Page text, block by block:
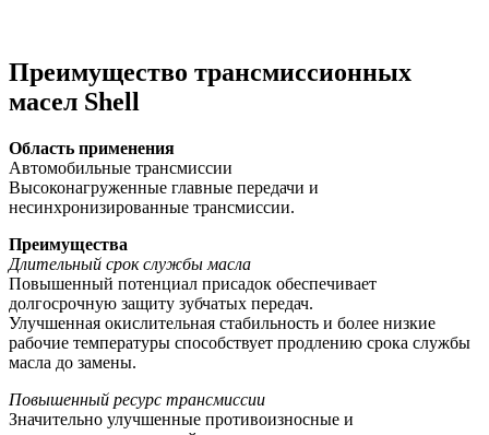
Преимущество трансмиссионных
масел Shell
Область применения
Автомобильные трансмиссии
Высоконагруженные главные передачи и
несинхронизированные трансмиссии.
Преимущества
Длительный срок службы масла
Повышенный потенциал присадок обеспечивает
долгосрочную защиту зубчатых передач.
Улучшенная окислительная стабильность и более низкие
рабочие температуры способствует продлению срока службы
масла до замены.
Повышенный ресурс трансмиссии
Значительно улучшенные противоизносные и